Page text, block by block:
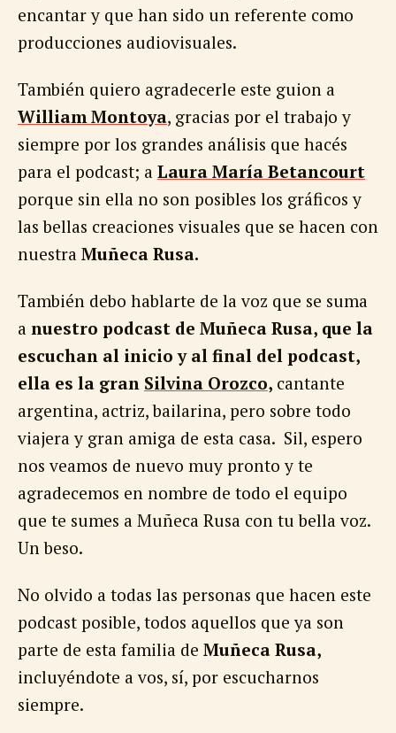
encantar y que han sido un referente como
producciones audiovisuales.
También quiero agradecerle este guion a
William Montoya, gracias por el trabajo y
siempre por los grandes análisis que hacés
para el podcast; a Laura María Betancourt
porque sin ella no son posibles los gráficos y
las bellas creaciones visuales que se hacen con
nuestra Muñeca Rusa.
También debo hablarte de la voz que se suma
a nuestro podcast de Muñeca Rusa, que la
escuchan al inicio y al final del podcast,
ella es la gran Silvina Orozco, cantante
argentina, actriz, bailarina, pero sobre todo
viajera y gran amiga de esta casa. Sil, espero
nos veamos de nuevo muy pronto y te
agradecemos en nombre de todo el equipo
que te sumes a Muñeca Rusa con tu bella voz.
Un beso.
No olvido a todas las personas que hacen este
podcast posible, todos aquellos que ya son
parte de esta familia de Muñeca Rusa,
incluyéndote a vos, sí, por escucharnos
siempre.